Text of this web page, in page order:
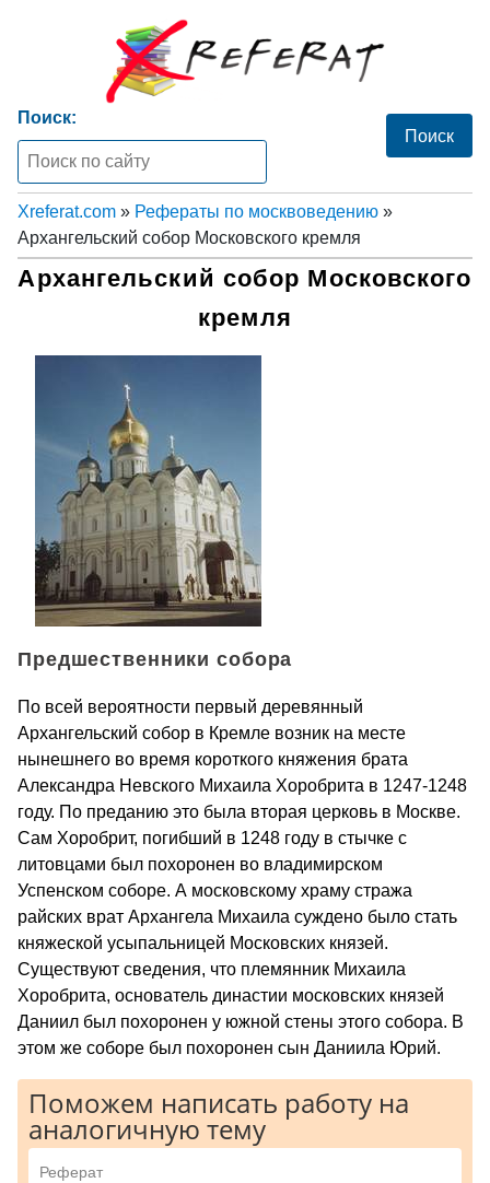
Поиск:
Xreferat.com » Рефераты по москвоведению »
Архангельский собор Московского кремля
Архангельский собор Московского
кремля
Предшественники собора
По всей вероятности первый деревянный
Архангельский собор в Кремле возник на месте
нынешнего во время короткого княжения брата
Александра Невского Михаила Хоробрита в 1247-1248
году. По преданию это была вторая церковь в Москве.
Сам Хоробрит, погибший в 1248 году в стычке с
литовцами был похоронен во владимирском
Успенском соборе. А московскому храму стража
райских врат Архангела Михаила суждено было стать
княжеской усыпальницей Московских князей.
Существуют сведения, что племянник Михаила
Хоробрита, основатель династии московских князей
Даниил был похоронен у южной стены этого собора. В
этом же соборе был похоронен сын Даниила Юрий.
Поможем написать работу на
аналогичную тему
Реферат